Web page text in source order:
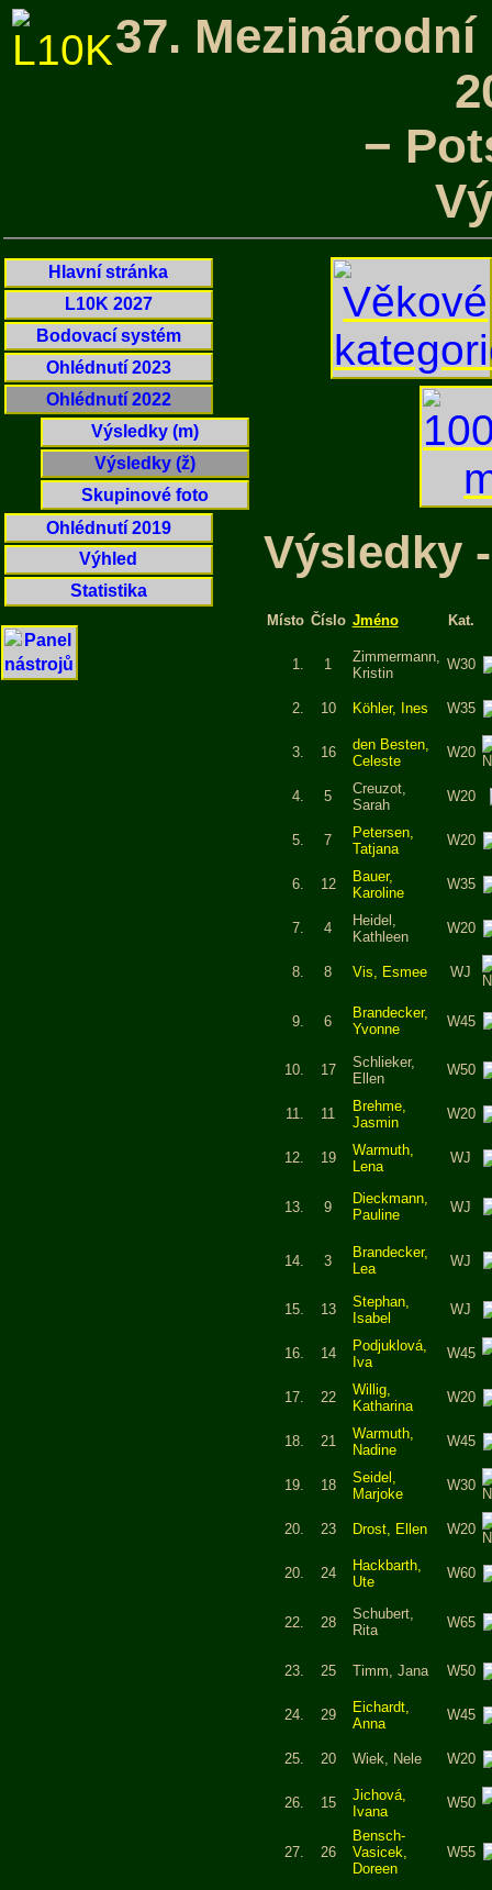
37.
−
Hlavní stránka
L10K 2027
Bodovací systém
Ohlédnutí 2023
Ohlédnutí 2022
Výsledky (m)
Výsledky (ž)
Skupinové foto
Ohlédnutí 2019
Výhled
Statistika
Výsledky
Místo Číslo Jméno Kat.
1. 1
Zimmermann,
Kristin
W30
2. 10 Köhler, Ines W35
3. 16
den Besten,
Celeste
W20
4. 5
Creuzot,
Sarah
W20
5. 7
Petersen,
Tatjana
W20
6. 12
Bauer,
Karoline
W35
7. 4
Heidel,
Kathleen
W20
8. 8 Vis, Esmee WJ
9. 6
Brandecker,
Yvonne
W45
10. 17
Schlieker,
Ellen
W50
11. 11
Brehme,
Jasmin
W20
12. 19
Warmuth,
Lena
WJ
13. 9
Dieckmann,
Pauline
WJ
14. 3
Brandecker,
Lea
WJ
15. 13
Stephan,
Isabel
WJ
16. 14
Podjuklová,
Iva
W45
17. 22
Willig,
Katharina
W20
18. 21
Warmuth,
Nadine
W45
19. 18
Seidel,
Marjoke
W30
20. 23 Drost, Ellen W20
20. 24
Hackbarth,
Ute
W60
22. 28
Schubert,
Rita
W65
23. 25 Timm, Jana W50
24. 29
Eichardt,
Anna
W45
25. 20 Wiek, Nele W20
26. 15
Jichová,
Ivana
W50
27. 26
Bensch-
Vasicek,
Doreen
W55